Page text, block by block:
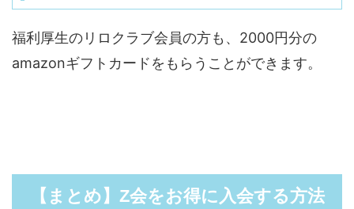
福利厚生のリロクラブ会員の方も、2000円分の
amazonギフトカードをもらうことができます。
【まとめ】Z会をお得に入会する方法